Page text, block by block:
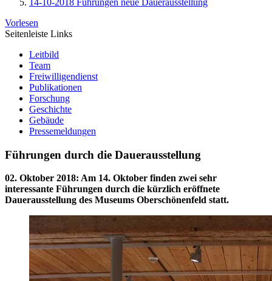
14-10-2018 Führungen neue Dauerausstellung
Vorlesen
Seitenleiste Links
Leitbild
Team
Freiwilligendienst
Publikationen
Forschung
Geschichte
Gebäude
Pressemeldungen
Führungen durch die Dauerausstellung
02. Oktober 2018: Am 14. Oktober finden zwei sehr
interessante Führungen durch die kürzlich eröffnete
Dauerausstellung des Museums Oberschönenfeld statt.